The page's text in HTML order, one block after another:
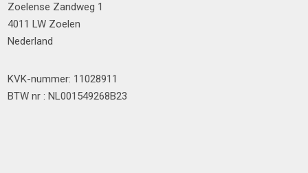
Zoelense Zandweg 1
4011 LW Zoelen
Nederland
KVK-nummer: 11028911
BTW nr : NL001549268B23